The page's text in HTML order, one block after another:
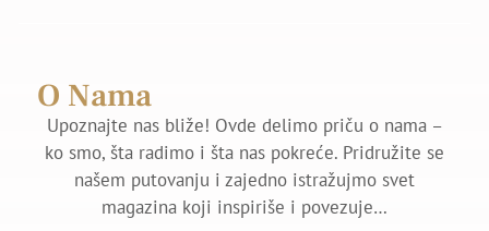
O Nama
Upoznajte nas bliže! Ovde delimo priču o nama –
ko smo, šta radimo i šta nas pokreće. Pridružite se
našem putovanju i zajedno istražujmo svet
magazina koji inspiriše i povezuje…